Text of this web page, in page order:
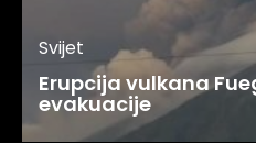
Svijet
Erupcija vulkana
evakuacije